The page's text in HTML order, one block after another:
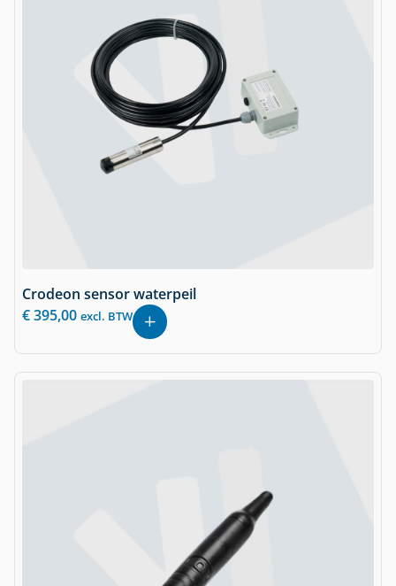
Crodeon sensor waterpeil
€395,00 excl. BTW